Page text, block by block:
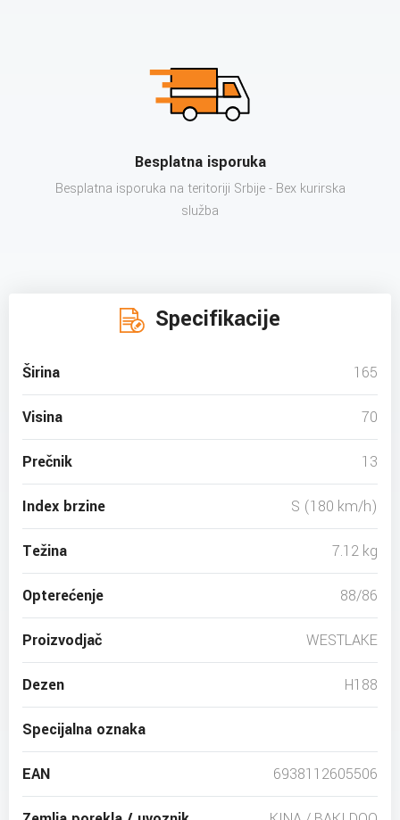
Besplatna isporuka
Besplatna isporuka na teritoriji Srbije - Bex kurirska
služba
Specifikacije
Širina 165
Visina 70
Prečnik 13
Index brzine S (180 km/h)
Težina 7.12 kg
Opterećenje 88/86
Proizvodjač WESTLAKE
Dezen H188
Specijalna oznaka
EAN 6938112605506